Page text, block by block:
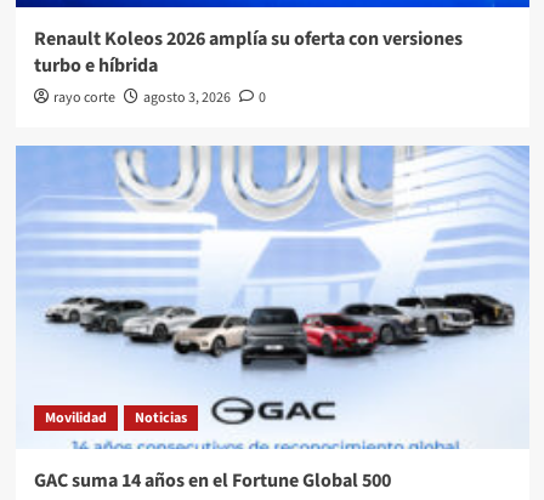
Renault Koleos 2026 amplía su oferta con versiones
turbo e híbrida
rayo corte agosto 3, 2026 0
Movilidad Noticias
GAC suma 14 años en el Fortune Global 500